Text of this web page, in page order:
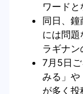
ワードと
同日、
には問
ラギナン
7月5日
みる」や
が多く